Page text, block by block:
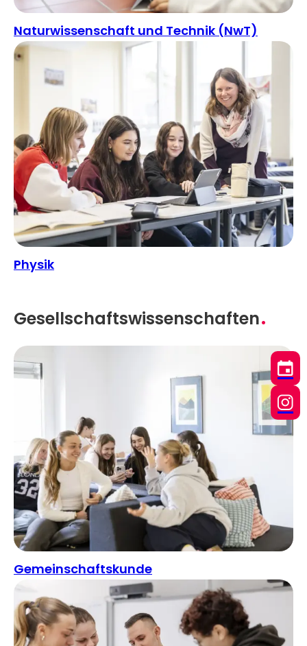
Naturwissenschaft und Technik (NwT)
Physik
Gesellschaftswissenschaften
Gemeinschaftskunde